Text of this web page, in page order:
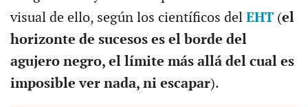
visual de ello, según los científicos del EHT(el
horizonte de sucesos es el borde del
agujero negro, el límite más allá del cual es
imposible ver nada, ni escapar).